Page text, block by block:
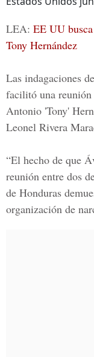
LEA: EE UU
Tony Hernández
Las indagaciones
facilitó una
Antonio 'Tony'
Leonel Rivera
“El hecho de que
reunión entre dos
de Honduras
organización de